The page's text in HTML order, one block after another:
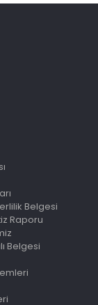
Belgesi
Raporu
Belgesi